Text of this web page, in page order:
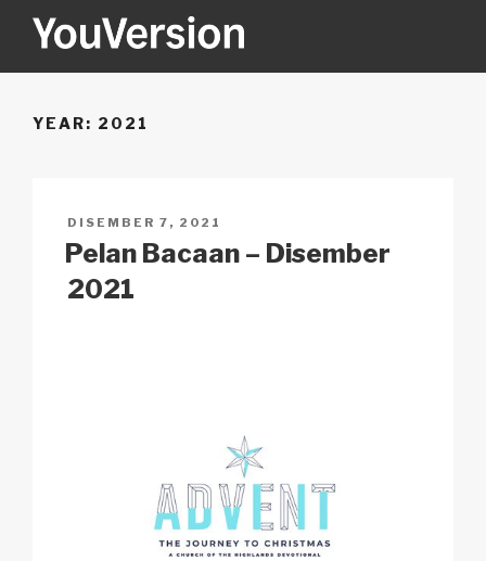
YOUVERSION
YEAR: 2021
DIKIRIM
PADA
DISEMBER 7, 2021
Pelan Bacaan – Disember
2021